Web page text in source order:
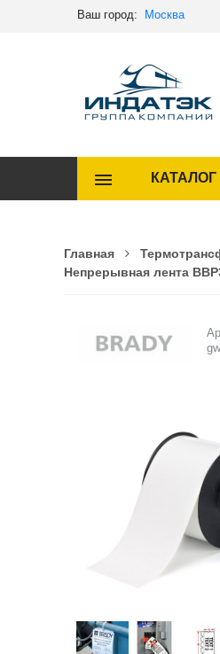
Ваш город: Москва
КАТАЛОГ
Главная
Непрерывная лента